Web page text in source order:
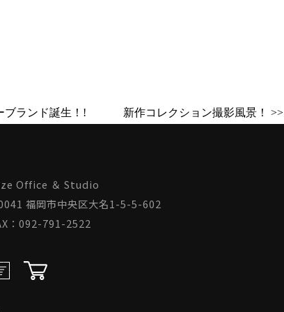
ブランド誕生！! 新作コレクション撮影風景！ >>
Office ＆ Studio
福岡市中央区大名1-5-5-602
：092-791-2522